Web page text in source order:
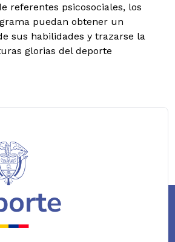
referentes psicosociales, los
puedan obtener un
sus habilidades y trazarse la
glorias del deporte